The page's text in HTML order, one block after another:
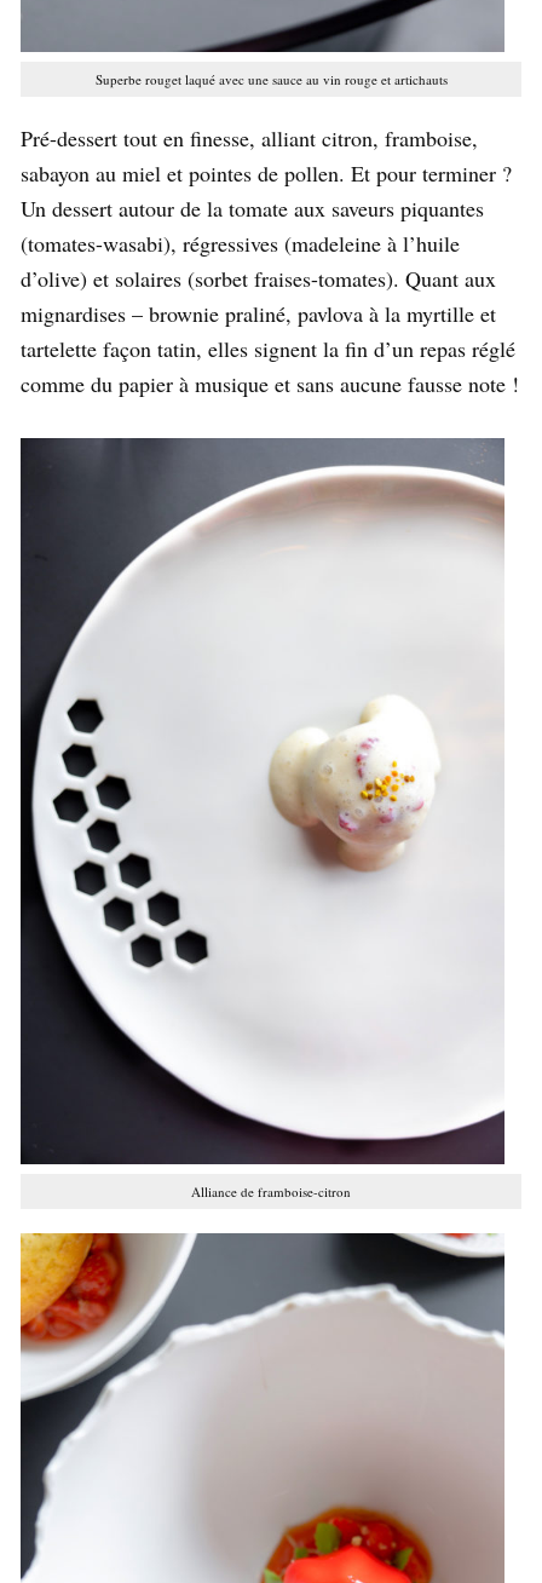
Superbe rouget laqué avec une sauce au vin rouge et artichauts
Pré-dessert tout en finesse, alliant citron, framboise,
sabayon au miel et pointes de pollen. Et pour terminer ?
Un dessert autour de la tomate aux saveurs piquantes
(tomates-wasabi), régressives (madeleine à l’huile
d’olive) et solaires (sorbet fraises-tomates). Quant aux
mignardises – brownie praliné, pavlova à la myrtille et
tartelette façon tatin, elles signent la fin d’un repas réglé
comme du papier à musique et sans aucune fausse note !
Alliance de framboise-citron